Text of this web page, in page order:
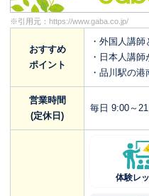
※引用元： https://www.gaba.co.jp/
おすすめ
ポイント
・外国人講
・日本人講
・品川駅の
営業時間
(定休日)
毎日 9:00～
体験レ